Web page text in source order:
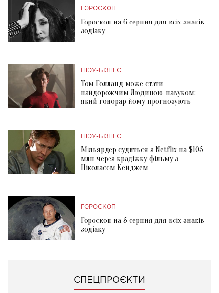
ГОРОСКОП
Гороскоп на 6 серпня для всіх знаків
зодіаку
ШОУ-БІЗНЕС
Том Голланд може стати
найдорожчим Людиною-павуком:
який гонорар йому прогнозують
ШОУ-БІЗНЕС
Мільярдер судиться з Netflix на $105
млн через крадіжку фільму з
Ніколасом Кейджем
ГОРОСКОП
Гороскоп на 5 серпня для всіх знаків
зодіаку
СПЕЦПРОЄКТИ